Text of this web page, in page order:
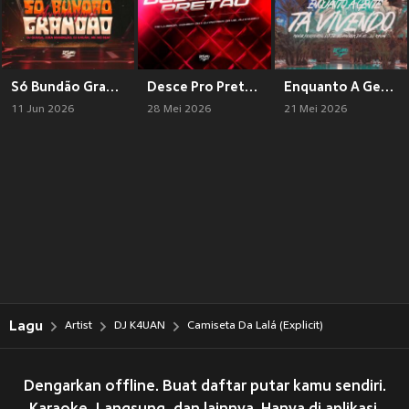
Só Bundão Grandão Arrocha Funk
11 Jun 2026
Desce Pro Pretão (Explicit)
28 Mei 2026
Enquanto A Gente Ta Vivendo (Explicit)
21 Mei 2026
Lagu Artist DJ K4UAN Camiseta Da Lalá (Explicit)
Dengarkan offline. Buat daftar putar kamu sendiri.